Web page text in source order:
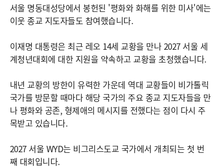
서울 명동대성당에서 봉헌된 '평화와 화해를 위한 미사'에는
이웃 종교 지도자들도 참여했습니다.
이재명 대통령은 최근 레오 14세 교황을 만나 2027 서울 세
계청년대회에 대한 지원을 약속하고 교황을 초청했습니다.
내년 교황의 방한이 유력한 가운데 역대 교황들이 비가톨릭
국가를 방문할 때마다 해당 국가의 주요 종교 지도자들을 만
나 평화와 공존, 형제애의 메시지를 전했다는 점이 다시 주
목받고 있습니다.
2027 서울 WYD는 비그리스도교 국가에서 개최되는 첫 번
째 대회입니다.